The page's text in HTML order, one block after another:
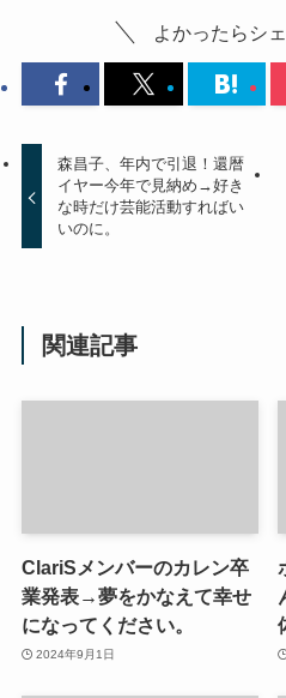
よかったらシ
森昌子、年内で引退！還暦
イヤー今年で見納め→好き
な時だけ芸能活動すればい
いのに。
関連記事
ClariSメンバーのカレン卒
業発表→夢をかなえて幸せ
になってください。
2024年9月1日